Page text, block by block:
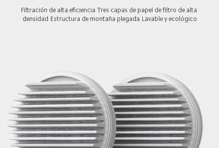
Filtración de alta eficiencia Tres capas de papel de filtro de alta
densidad
Estructura de montaña plegada Lavable y ecológico